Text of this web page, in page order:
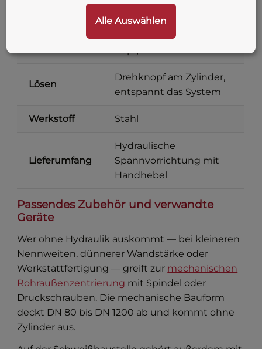
jede Lage (waagerecht,
senkrecht, schräg, über
Lösen
Drehknopf am Zylinder,
entspannt das System
Werkstoff Stahl
Lieferumfang
Hydraulische
Spannvorrichtung mit
Handhebel
Passendes Zubehör und verwandte
Geräte
Wer ohne Hydraulik auskommt — bei kleineren
Nennweiten, dünnerer Wandstärke oder
Werkstattfertigung — greift zur mechanischen
Rohraußenzentrierung mit Spindel oder
Druckschrauben. Die mechanische Bauform
deckt DN 80 bis DN 1200 ab und kommt ohne
Zylinder aus.
Alle Auswählen